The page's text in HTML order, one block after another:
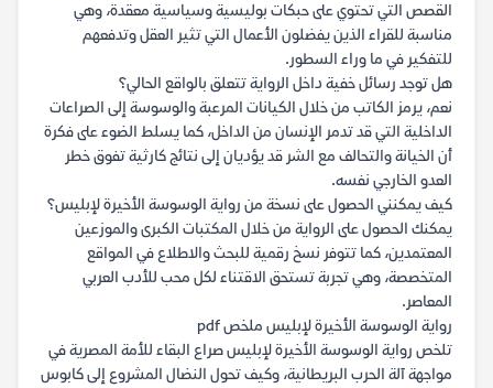
القصص التي تحتوي على حبكات بوليسية وسياسية معقدة، وهي
مناسبة للقراء الذين يفضلون الأعمال التي تثير العقل وتدفعهم
للتفكير في ما وراء السطور.
هل توجد رسائل خفية داخل الرواية تتعلق بالواقع الحالي؟
نعم، يرمز الكاتب من خلال الكيانات المرعبة والوسوسة إلى الصراعات
الداخلية التي قد تدمر الإنسان من الداخل، كما يسلط الضوء على فكرة
أن الخيانة والتحالف مع الشر قد يؤديان إلى نتائج كارثية تفوق خطر
العدو الخارجي نفسه.
كيف يمكنني الحصول على نسخة من رواية الوسوسة الأخيرة لإبليس؟
يمكنك الحصول على الرواية من خلال المكتبات الكبرى والموزعين
المعتمدين، كما تتوفر نسخ رقمية للبحث والاطلاع في المواقع
المتخصصة، وهي تجربة تستحق الاقتناء لكل محب للأدب العربي
المعاصر.
رواية الوسوسة الأخيرة لإبليس ملخص pdf
تلخص رواية الوسوسة الأخيرة لإبليس صراع البقاء للأمة المصرية في
مواجهة آلة الحرب البريطانية، وكيف تحول النضال المشروع إلى كابوس